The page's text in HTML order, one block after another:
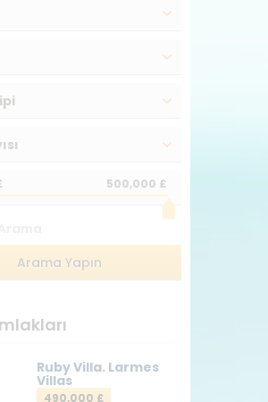
500,000 £
Ruby Villa. Larmes
Villas
490,000 £